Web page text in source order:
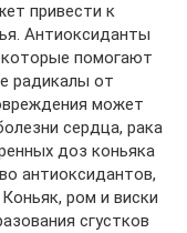
привести к
Антиоксиданты
помогают
радикалы от
может
сердца, рака
доз коньяка
антиоксидантов,
ром и виски
сгустков